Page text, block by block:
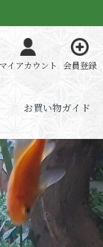
イアカウント 会員登録
お買い物ガイド